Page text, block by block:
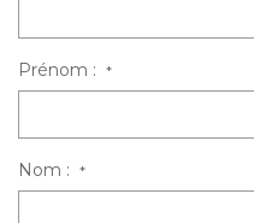
Prénom : *
Nom : *